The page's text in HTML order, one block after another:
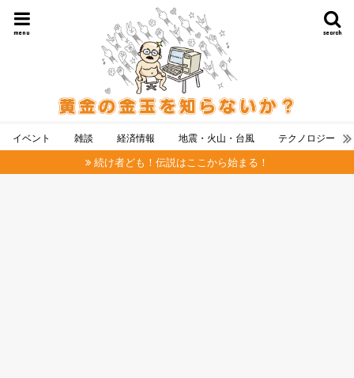
search
menu
イベント 雑談 経済情報 地震・火山・台風 テクノロジー
続け者ども！伝説はここから始まる！